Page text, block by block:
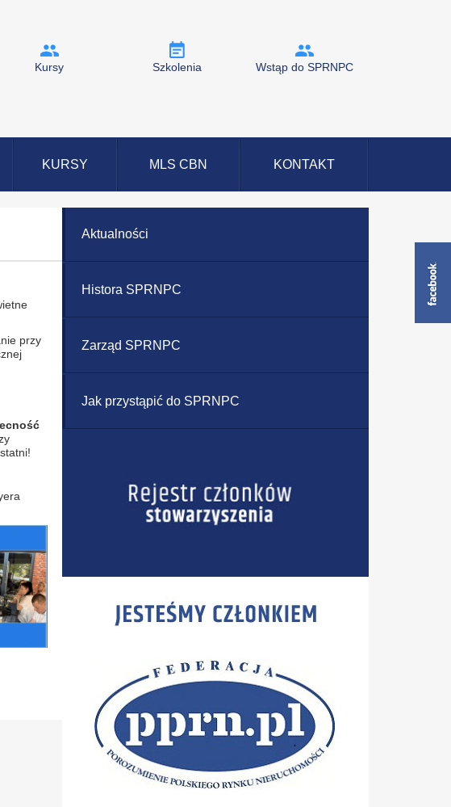
Kursy Szkolenia Wstąp do SPRNPC
KURSY MLS CBN KONTAKT
przy
Aktualności
Histora SPRNPC
Zarząd SPRNPC
Jak przystąpić do SPRNPC